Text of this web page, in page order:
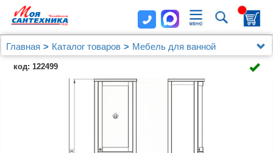
Главная Каталог товаров
Мебель для ванной
Шкафы - пеналы
Шкаф-пенал Migliore Bella 25918 R, avorio
код: 122499